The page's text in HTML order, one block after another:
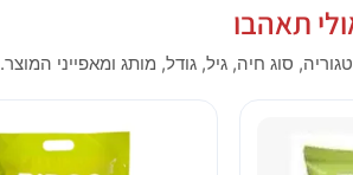
תאהבו
סוג חיה, גיל, גודל, מותג ומאפייני המוצר.